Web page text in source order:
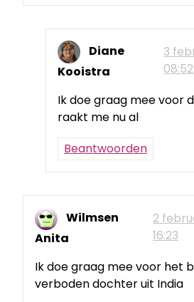
Diane
Kooistra
3
08:52
Ik doe graag mee voor
raakt me nu al
Beantwoorden
Wilmsen
Anita
2
16:23
Ik doe graag mee voor het
verboden dochter uit India